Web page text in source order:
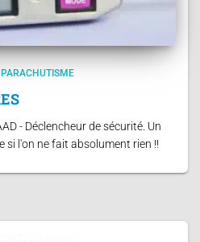
PARACHUTISME
- Déclencheur de sécurité. Un
si l'on ne fait absolument rien !!